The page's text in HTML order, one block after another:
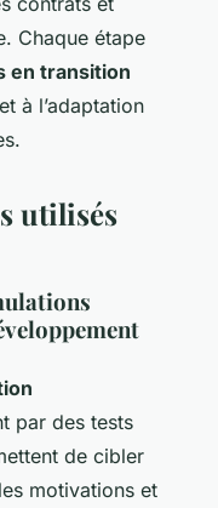
Chaque étape
en transition
à l’adaptation
utilisés
par des tests
de cibler
motivations et